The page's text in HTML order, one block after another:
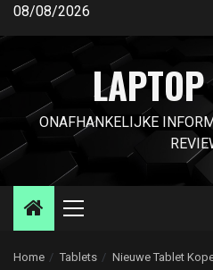
Ga
inhoud
08/08/2026
ONAFHANKELIJKE
Primair
Home Tablets Nieuwe Tablet